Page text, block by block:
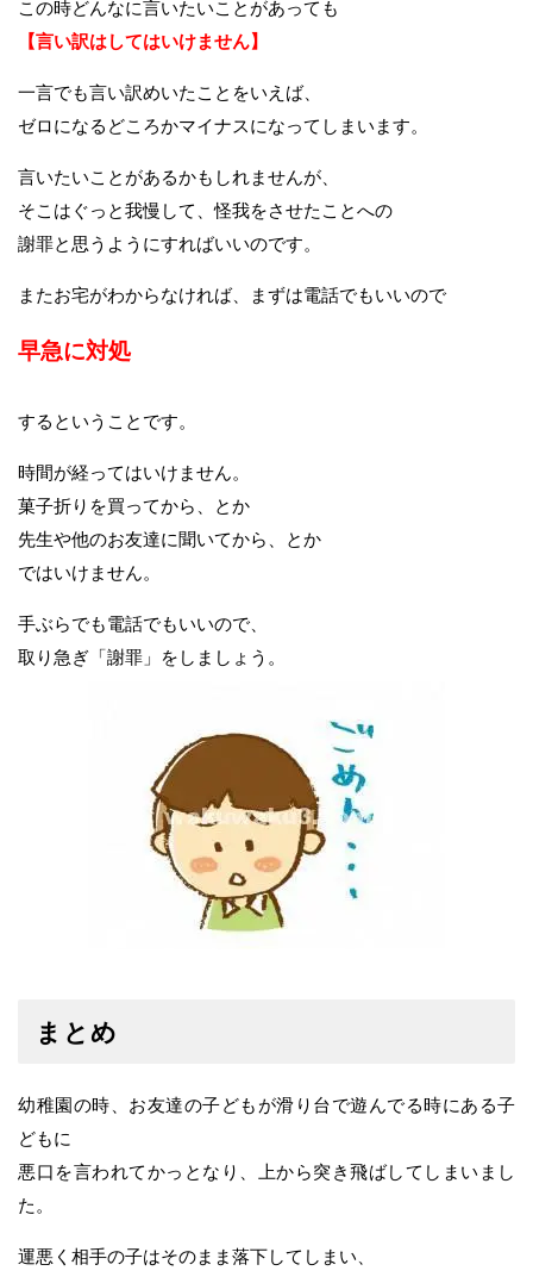
この時どんなに言いたいことがあっても
【言い訳はしてはいけません】
一言でも言い訳めいたことをいえば、
ゼロになるどころかマイナスになってしまいます。
言いたいことがあるかもしれませんが、
そこはぐっと我慢して、怪我をさせたことへの
謝罪と思うようにすればいいのです。
またお宅がわからなければ、まずは電話でもいいので
早急に対処
するということです。
時間が経ってはいけません。
菓子折りを買ってから、とか
先生や他のお友達に聞いてから、とか
ではいけません。
手ぶらでも電話でもいいので、
取り急ぎ「謝罪」をしましょう。
まとめ
幼稚園の時、お友達の子どもが滑り台で遊んでる時にある子
どもに
悪口を言われてかっとなり、上から突き飛ばしてしまいまし
た。
運悪く相手の子はそのまま落下してしまい、